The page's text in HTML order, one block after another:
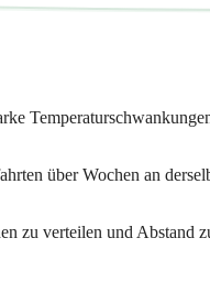
über Wochen an
zu verteilen und Abstand